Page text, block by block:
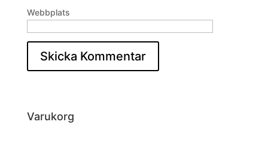
Webbplats
Varukorg